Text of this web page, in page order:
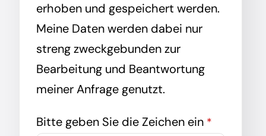
erhoben und gespeichert werden.
Meine Daten werden dabei nur
streng zweckgebunden zur
Bearbeitung und Beantwortung
meiner Anfrage genutzt.
Bitte geben Sie die Zeichen ein *